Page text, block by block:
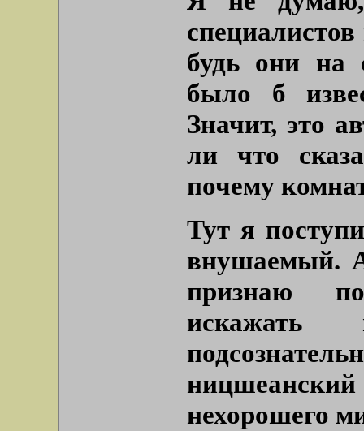
будь они на
было б
Значит, это
ли что
почему
Тут я
внушаемый.
признаю
искажать
нехорошего